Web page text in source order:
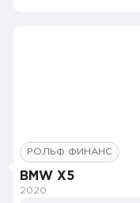
РОЛЬФ ФИНАНС
BMW X5
2020